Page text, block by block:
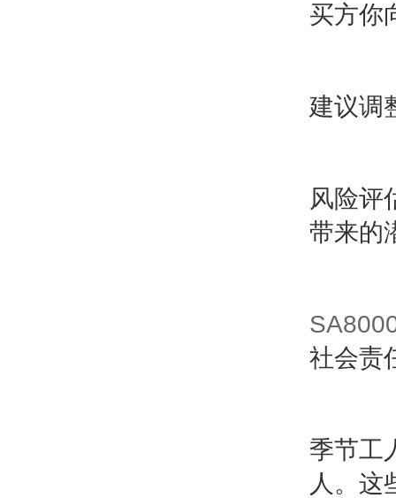
买方你
建议调
风险评
带来的
社会责
季节工
人。这